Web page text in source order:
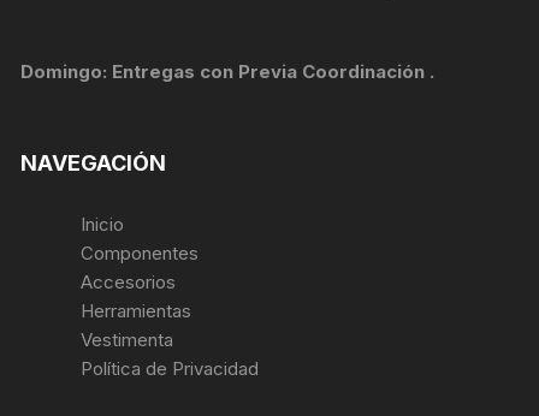
Domingo: Entregas con Previa Coordinación .
NAVEGACIÓN
Inicio
Componentes
Accesorios
Herramientas
Vestimenta
Política de Privacidad